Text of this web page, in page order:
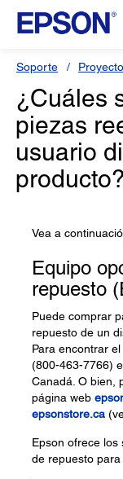
Soporte
¿Cuáles
piezas
usuario
producto?
Vea a
Equipo
repuesto
Puede comprar
repuesto de un
Para encontrar
(800-463-7766)
Canadá. O bien,
página web
epsonstore.ca
Epson ofrece los
de repuesto